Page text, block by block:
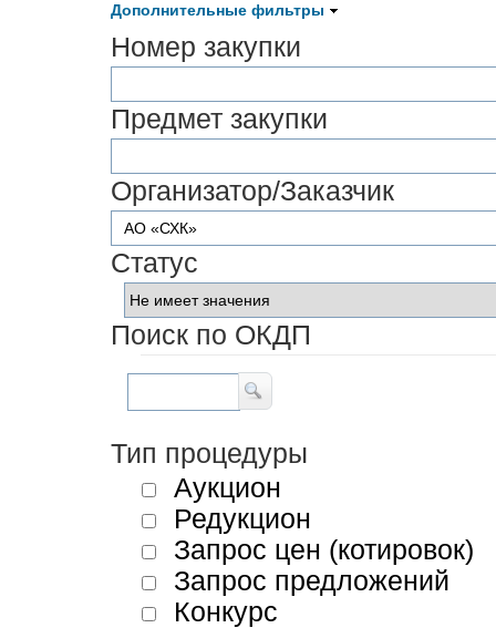
Дополнительные фильтры
Номер закупки
Предмет закупки
Организатор/Заказчик
Статус
Поиск по ОКДП
Тип процедуры
Аукцион
Редукцион
Запрос цен (котировок)
Запрос предложений
Конкурс